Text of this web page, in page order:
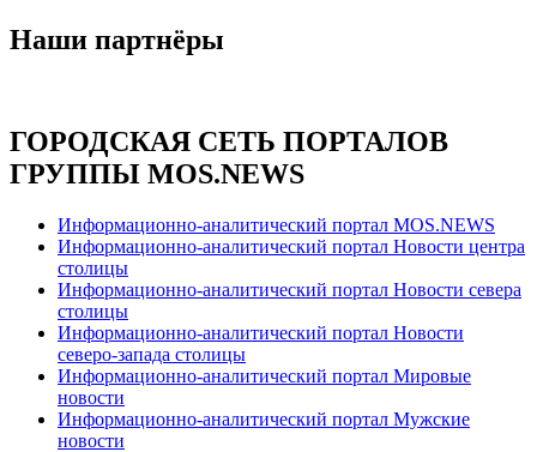
Наши партнёры
ГОРОДСКАЯ СЕТЬ ПОРТАЛОВ
ГРУППЫ MOS.NEWS
Информационно-аналитический портал MOS.NEWS
Информационно-аналитический портал Новости центра
столицы
Информационно-аналитический портал Новости севера
столицы
Информационно-аналитический портал Новости
северо-запада столицы
Информационно-аналитический портал Мировые
новости
Информационно-аналитический портал Мужские
новости